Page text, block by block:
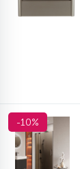
-10%